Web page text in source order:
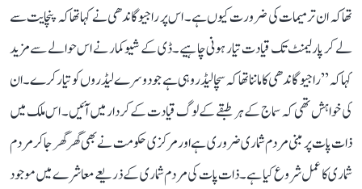
تھا کہ ان ترمیمات کی ضرورت کیوں ہے۔ اس پر راجیو گاندھی نے کہا تھا کہ پنچایت سے
لے کر پارلیمنٹ تک قیادت تیار ہونی چاہیے۔ ڈی کے شیوکمار نے اس حوالے سے مزید
کہا کہ ’’راجیو گاندھی کا ماننا تھا کہ سچا لیڈر وہی ہے جو دوسرے لیڈروں کو تیار کرے۔ ان
کی خواہش تھی کہ سماج کے ہر طبقے کے لوگ قیادت کے کردار میں آئیں۔ اس ملک میں
ذات پات پر مبنی مردم شماری ضروری ہے اور مرکزی حکومت نے بھی گھر گھر جا کر مردم
شماری کا عمل شروع کیا ہے۔ ذات پات کی مردم شماری کے ذریعے معاشرے میں موجود